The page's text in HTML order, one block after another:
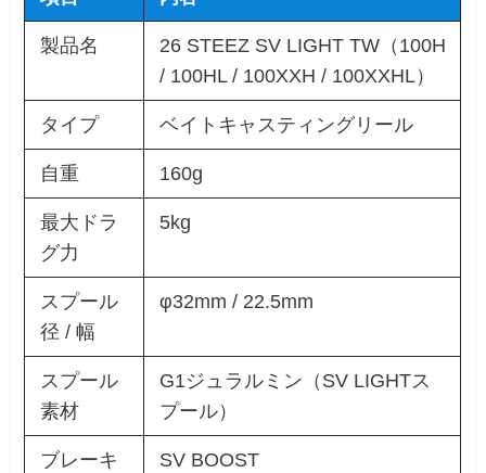
製品名
26 STEEZ SV LIGHT TW（100H
/ 100HL / 100XXH / 100XXHL）
タイプ ベイトキャスティングリール
自重 160g
最大ドラ
グ力
5kg
スプール
径 / 幅
φ32mm / 22.5mm
スプール
素材
G1ジュラルミン（SV LIGHTス
プール）
ブレーキ
SV BOOST